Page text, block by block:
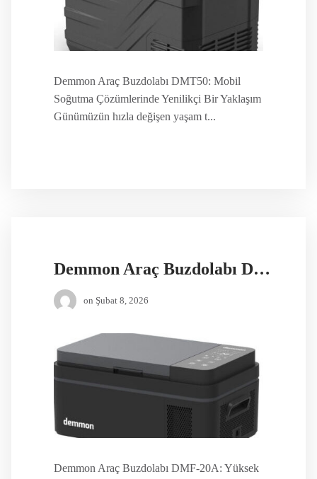
Demmon Araç Buzdolabı DMT50: Mobil
Soğutma Çözümlerinde Yenilikçi Bir Yaklaşım
Günümüzün hızla değişen yaşam t...
Demmon Araç Buzdolabı DMF-20A
on Şubat 8, 2026
Demmon Araç Buzdolabı DMF-20A: Yüksek